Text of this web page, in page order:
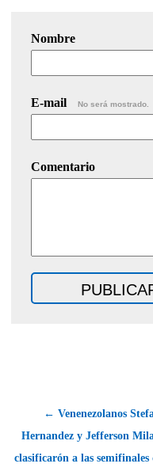
Nombre
E-mail No será mostrado.
Comentario
← Venenezolanos
Hernandez y Jefferson
clasificarón a las semifinales